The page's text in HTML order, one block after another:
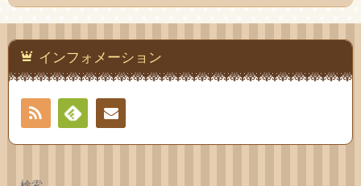
インフォメーション
RSS
Feedlyお問